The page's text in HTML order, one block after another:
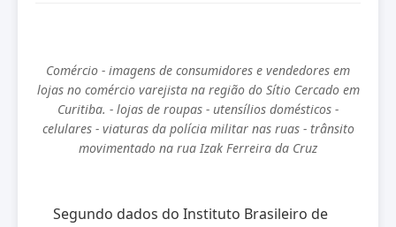
Comércio - imagens de consumidores e vendedores em
lojas no comércio varejista na região do Sítio Cercado em
Curitiba. - lojas de roupas - utensílios domésticos -
celulares - viaturas da polícia militar nas ruas - trânsito
movimentado na rua Izak Ferreira da Cruz
Segundo dados do Instituto Brasileiro de